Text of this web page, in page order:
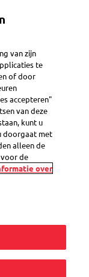
Wat
van zijn
te
of door
accepteren"
van deze
kunt u
doorgaat met
alleen de
de
over